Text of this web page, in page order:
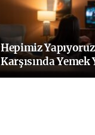
Hepimiz
Karşısında Yemek